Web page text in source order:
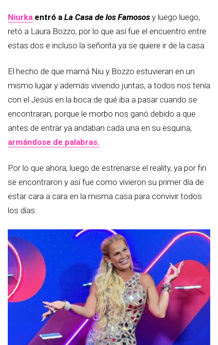
Niurka entró a La Casa de los Famosos y luego luego,
retó a Laura Bozzo, por lo que así fue el encuentro entre
estas dos e incluso la señorita ya se quiere ir de la casa.
El hecho de que mamá Niu y Bozzo estuvieran en un
mismo lugar y además viviendo juntas, a todos nos tenía
con el Jesús en la boca de qué iba a pasar cuando se
encontraran, porque le morbo nos ganó debido a que
antes de entrar ya andaban cada una en su esquina,
armándose de palabras.
Por lo que ahora, luego de estrenarse el reality, ya por fin
se encontraron y así fue como vivieron su primer día de
estar cara a cara en la misma casa para convivir todos
los días.